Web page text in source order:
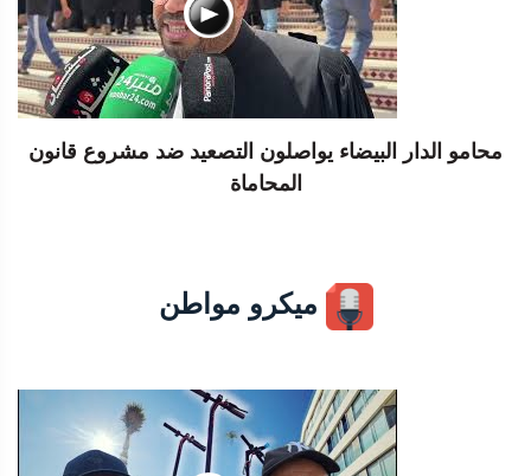
محامو الدار البيضاء يواصلون التصعيد ضد مشروع قانون
المحاماة
ميكرو مواطن